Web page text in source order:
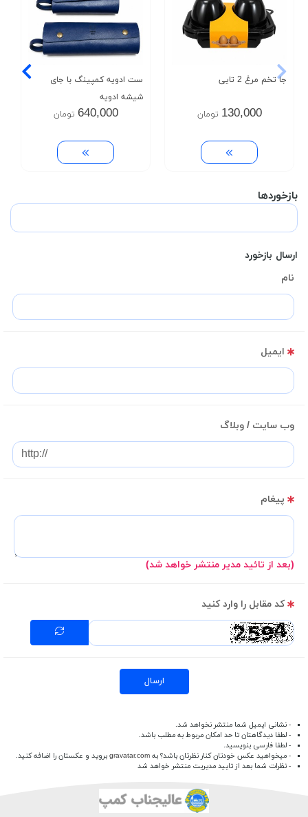
جا تخم مرغ 2 تایی
130,000 تومان
ست ادویه کمپینگ با جای
شیشه ادویه
640,000 تومان
بازخوردها
ارسال بازخورد
نام
ایمیل
وب سایت / وبلاگ
پیغام
(بعد از تائید مدیر منتشر خواهد شد)
کد مقابل را وارد کنید
ارسال
- نشانی ایمیل شما منتشر نخواهد شد.
- لطفا دیدگاهتان تا حد امکان مربوط به مطلب باشد.
- لطفا فارسی بنویسید.
- میخواهید عکس خودتان کنار نظرتان باشد؟ به gravatar.com بروید و عکستان را اضافه کنید.
- نظرات شما بعد از تایید مدیریت منتشر خواهد شد